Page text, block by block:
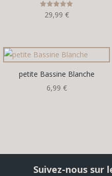
Note
5.00
29,99 €
petite Bassine Blanche
6,99 €
Suivez-nous sur